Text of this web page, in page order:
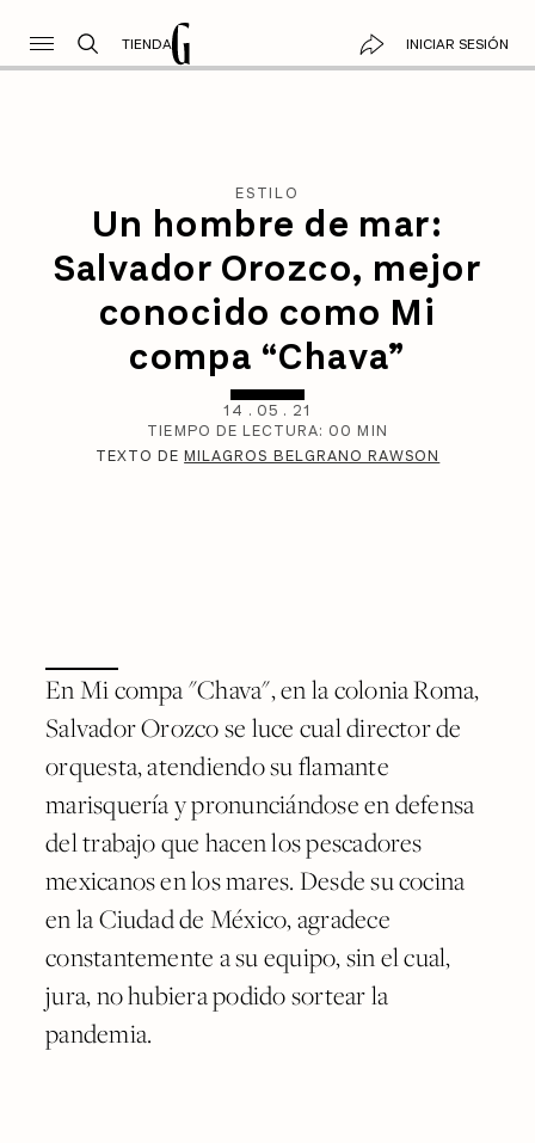
TIENDA INICIAR SESIÓN
ESTILO
Un hombre de mar:
Salvador Orozco, mejor
conocido como Mi
compa “Chava”
14 . 05 . 21
TIEMPO DE LECTURA: 00 MIN
TEXTO DEMILAGROS BELGRANO RAWSON
En Mi compa "Chava", en la colonia Roma,
Salvador Orozco se luce cual director de
orquesta, atendiendo su flamante
marisquería y pronunciándose en defensa
del trabajo que hacen los pescadores
mexicanos en los mares. Desde su cocina
en la Ciudad de México, agradece
constantemente a su equipo, sin el cual,
jura, no hubiera podido sortear la
pandemia.